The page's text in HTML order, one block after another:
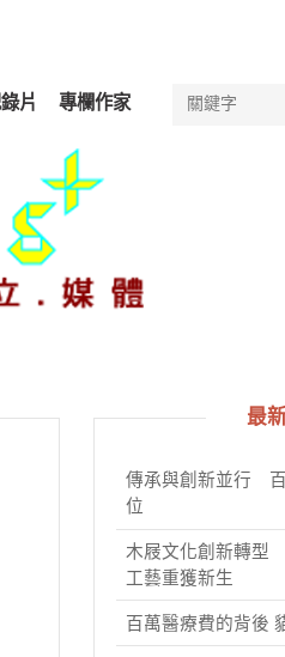
片 專欄作家
最
傳承與創新並行
位
木屐文化創新轉型
工藝重獲新生
百萬醫療費的背後